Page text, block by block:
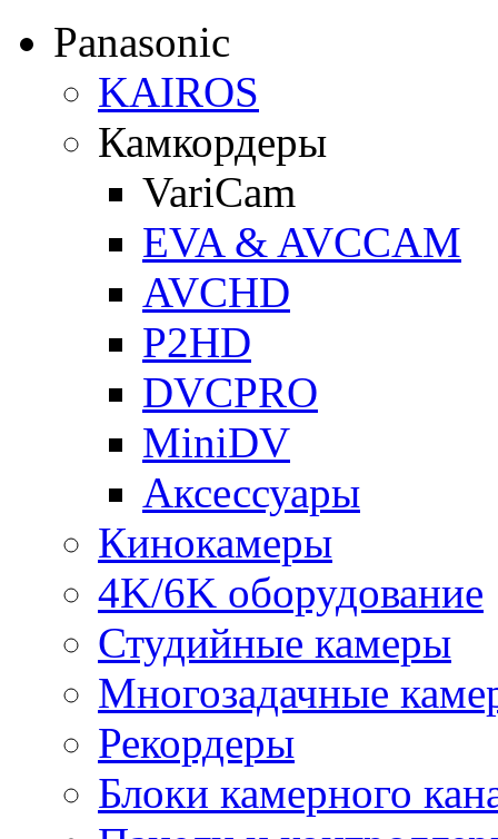
Panasonic
KAIROS
Камкордеры
VariCam
EVA & AVCCAM
AVCHD
P2HD
DVCPRO
MiniDV
Аксессуары
Кинокамеры
4K/6K оборудование
Студийные камеры
Многозадачные
Рекордеры
Блоки камерного